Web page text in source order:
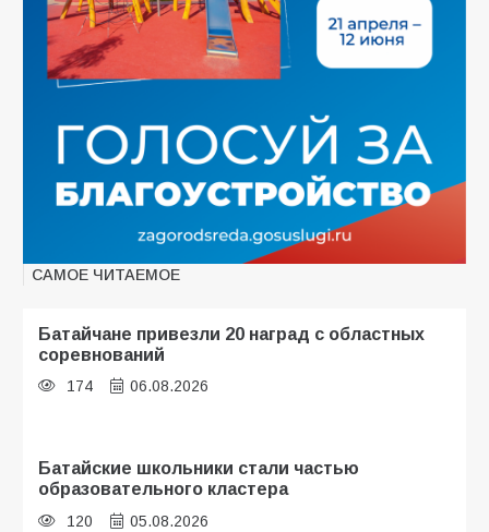
САМОЕ ЧИТАЕМОЕ
Батайчане привезли 20 наград с областных
соревнований
174 06.08.2026
Батайские школьники стали частью
образовательного кластера
120 05.08.2026